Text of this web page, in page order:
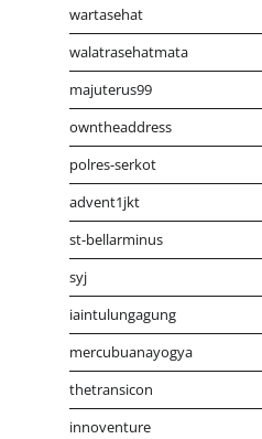
wartasehat
walatrasehatmata
majuterus99
owntheaddress
polres-serkot
advent1jkt
st-bellarminus
syj
iaintulungagung
mercubuanayogya
thetransicon
innoventure